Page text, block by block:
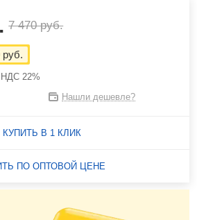
7 470 руб.
руб.
НДС 22%
Нашли дешевле?
КУПИТЬ В 1 КЛИК
ПО ОПТОВОЙ ЦЕНЕ